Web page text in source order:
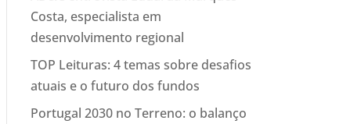
Costa, especialista em
desenvolvimento regional
TOP Leituras: 4 temas sobre desafios
atuais e o futuro dos fundos
Portugal 2030 no Terreno: o balanço